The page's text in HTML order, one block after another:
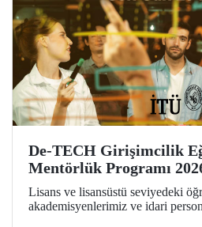
De-TECH Girişimcilik
Mentörlük Programı
Başladı
Lisans ve lisansüstü seviyedeki
akademisyenlerimiz ve idari